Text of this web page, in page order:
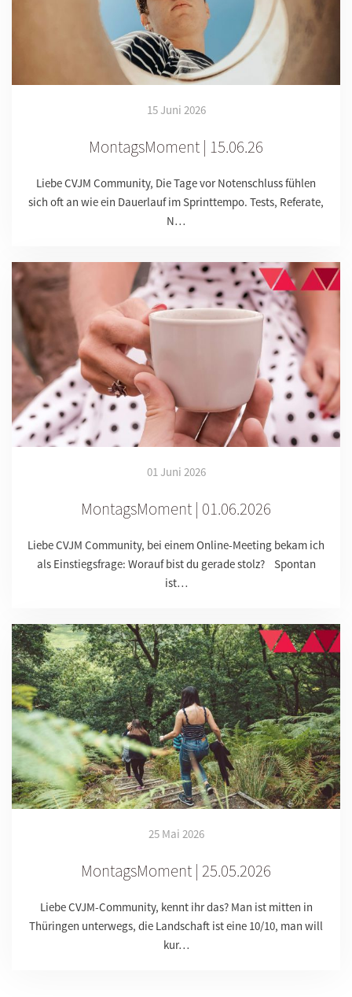
15 Juni 2026
MontagsMoment | 15.06.26
Liebe CVJM Community, Die Tage vor Notenschluss fühlen
sich oft an wie ein Dauerlauf im Sprinttempo. Tests, Referate,
N…
01 Juni 2026
MontagsMoment | 01.06.2026
Liebe CVJM Community, bei einem Online-Meeting bekam ich
als Einstiegsfrage: Worauf bist du gerade stolz? Spontan
ist…
25 Mai 2026
MontagsMoment | 25.05.2026
Liebe CVJM-Community, kennt ihr das? Man ist mitten in
Thüringen unterwegs, die Landschaft ist eine 10/10, man will
kur…